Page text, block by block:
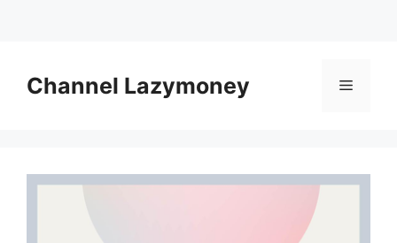
contentChannel Lazymoney Menu